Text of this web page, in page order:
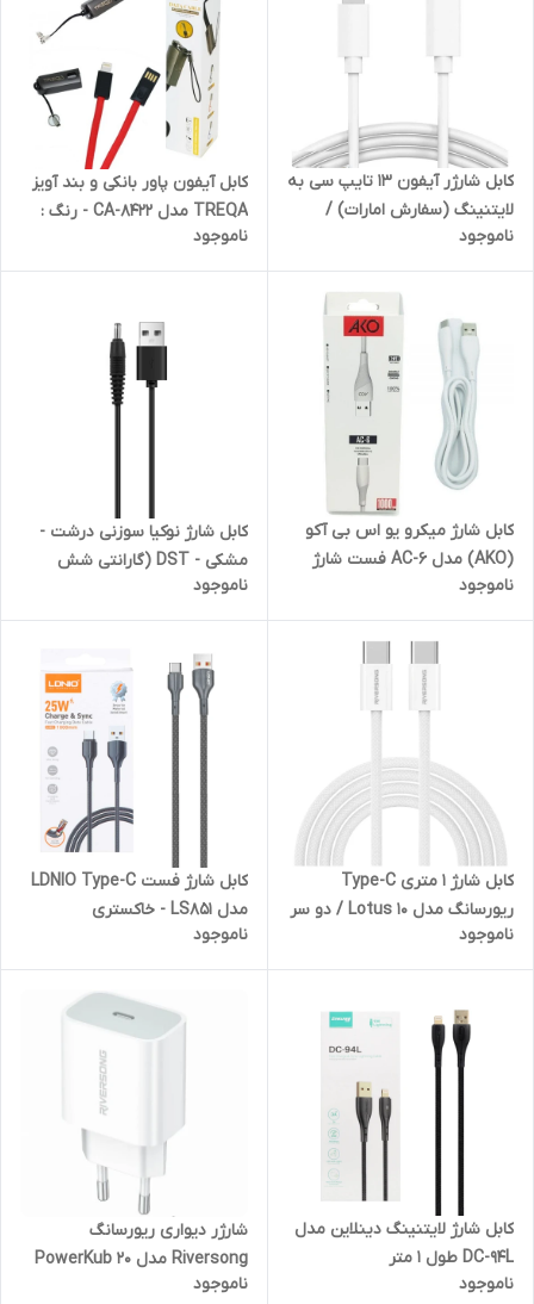
کابل شارژر آیفون 13 تایپ سی به
لایتنینگ (سفارش امارات) /
MM0A3ZM/A - A2561
ناموجود
کابل آیفون پاور بانکی و بند آویز
TREQA مدل CA-8422 - رنگ :
قرمز
ناموجود
کابل شارژ میکرو یو اس بی آکو
(AKO) مدل AC-6 فست شارژ
ناموجود
کابل شارژ نوکیا سوزنی درشت -
مشکی - DST (گارانتی شش
ماهه)
ناموجود
کابل شارژ 1 متری Type-C
ریورسانگ مدل Lotus 10 / دو سر
تایپ سی
ناموجود
کابل شارژ فست LDNIO Type-C
مدل LS851 - خاکستری
ناموجود
کابل شارژ لایتنینگ دینلاین مدل
DC-94L طول 1 متر
ناموجود
شارژر دیواری ریورسانگ
Riversong مدل PowerKub 20
AD75C - توان 20 وات
ناموجود